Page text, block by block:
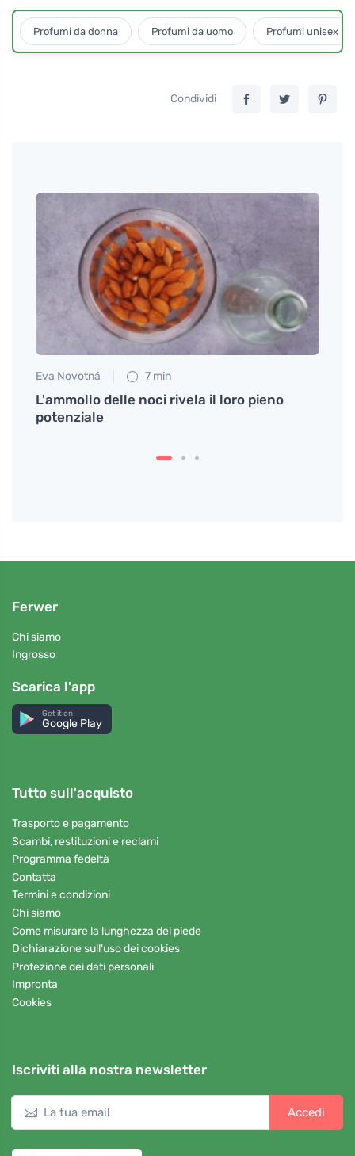
Profumi da donna Profumi da uomo Profumi unisex
Condividi
Eva Novotná 7 min
L'ammollo delle noci rivela il loro pieno
potenziale
Ferwer
Chi siamo
Ingrosso
Scarica l'app
Get it on
Google Play
Tutto sull'acquisto
Trasporto e pagamento
Scambi, restituzioni e reclami
Programma fedeltà
Contatta
Termini e condizioni
Chi siamo
Come misurare la lunghezza del piede
Dichiarazione sull'uso dei cookies
Protezione dei dati personali
Impronta
Cookies
Iscriviti alla nostra newsletter
Accedi